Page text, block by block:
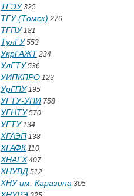
ТГЭУ325
ТГУ (Томск) 276
ТГПУ181
ТулГУ553
УкрГАЖТ 234
УлГТУ536
УИПКПРО 123
УрГПУ195
УГТУ-УПИ 758
УГНТУ570
УГТУ134
ХГАЭП 138
ХГАФК 110
ХНАГХ 407
ХНУВД 512
ХНУ им. Каразина 305